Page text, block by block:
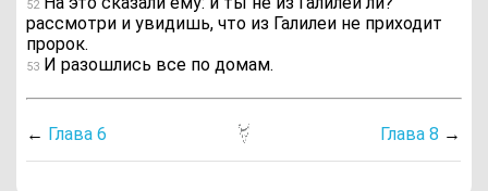
52
рассмотри и увидишь, что из Галилеи не приходит
пророк.
53 И разошлись все по домам.
← Глава 6 Глава 8 →